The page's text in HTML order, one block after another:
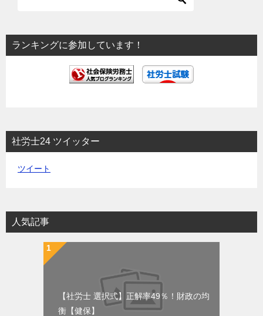
ランキングに参加しています！
社労士24 ツイッター
ツイート
人気記事
【社労士 選択式】正解率49％！財政の均
衡【健保】